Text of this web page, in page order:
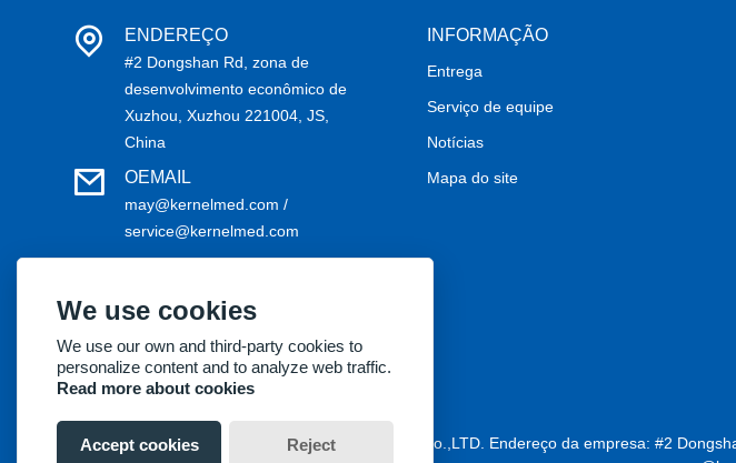
ENDEREÇO
#2 Dongshan Rd, zona de
desenvolvimento econômico de
Xuzhou, Xuzhou 221004, JS,
China
OEMAIL
may@kernelmed.com /
service@kernelmed.com
INFORMAÇÃO
Entrega
Serviço de equipe
Notícias
Mapa do site
Copyright® 2018 Kernel Medical Equipment Co.,LTD. Endereço da empresa: #2
We use cookies
We use our own and third-party cookies to
personalize content and to analyze web traffic.
Read more about cookies
Accept cookies Reject